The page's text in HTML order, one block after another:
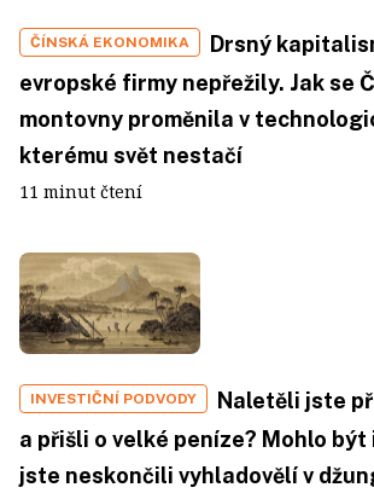
ČÍNSKÁ EKONOMIKA
Drsný
evropské firmy nepřežily. Jak se
montovny proměnila v
kterému svět nestačí
11 minut čtení
INVESTIČNÍ PODVODY
Naletěli jste
a přišli o velké peníze? Mohlo být
jste neskončili vyhladovělí v